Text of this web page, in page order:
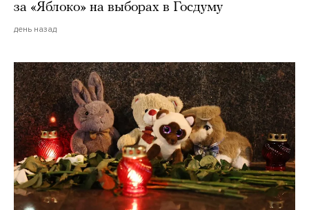
за «Яблоко» на выборах в Госдуму
день назад